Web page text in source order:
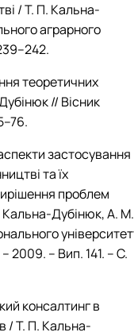
/ Т. П. Кальна-
аграрного
теоретичних
// Вісник
застосування
та їх
проблем
Кальна-Дубінюк, А. М.
2009. – Вип. 141. – С.
консалтинг в
/ Т. П. Кальна-